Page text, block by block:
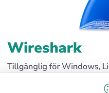
Wireshark
Tillgänglig för Windows,